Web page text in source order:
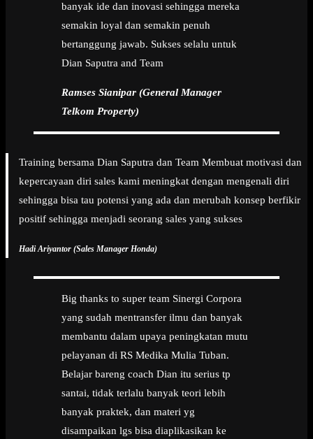
banyak ide dan inovasi sehingga mereka
semakin loyal dan semakin penuh
bertanggung jawab. Sukses selalu untuk
Dian Saputra and Team
Ramses Sianipar (General Manager
Telkom Property)
Training bersama Dian Saputra dan Team Membuat motivasi dan
kepercayaan diri sales kami meningkat dengan mengenali diri
sehingga bisa tau potensi yang ada dan merubah konsep berfikir
positif sehingga menjadi seorang sales yang sukses
Hadi Ariyantor (Sales Manager Honda)
Big thanks to super team Sinergi Corpora
yang sudah mentransfer ilmu dan banyak
membantu dalam upaya peningkatan mutu
pelayanan di RS Medika Mulia Tuban.
Belajar bareng coach Dian itu serius tp
santai, tidak terlalu banyak teori lebih
banyak praktek, dan materi yg
disampaikan lgs bisa diaplikasikan ke